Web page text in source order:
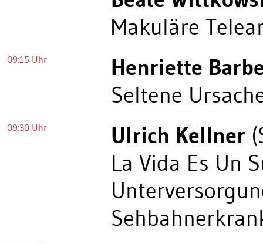
Makuläre
09:15 Uhr
Henriette
Seltene
09:30 Uhr Ulrich Kellner
La Vida Es Un